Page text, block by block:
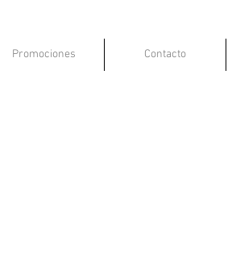
Promociones Contacto